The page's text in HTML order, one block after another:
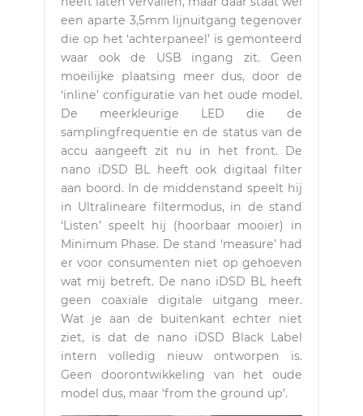
een aparte 3,5mm lijnuitgang tegenover
die op het ‘achterpaneel’ is gemonteerd
waar ook de USB ingang zit. Geen
moeilijke plaatsing meer dus, door de
‘inline’ configuratie van het oude model.
De meerkleurige LED die de
samplingfrequentie en de status van de
accu aangeeft zit nu in het front. De
nano iDSD BL heeft ook digitaal filter
aan boord. In de middenstand speelt hij
in Ultralineare filtermodus, in de stand
‘Listen’ speelt hij (hoorbaar mooier) in
Minimum Phase. De stand ‘measure’ had
er voor consumenten niet op gehoeven
wat mij betreft. De nano iDSD BL heeft
geen coaxiale digitale uitgang meer.
Wat je aan de buitenkant echter niet
ziet, is dat de nano iDSD Black Label
intern volledig nieuw ontworpen is.
Geen doorontwikkeling van het oude
model dus, maar ‘from the ground up’.